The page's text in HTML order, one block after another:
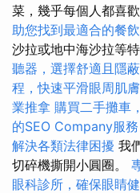
菜，幾乎每個人都喜歡
助您找到最適合的餐
沙拉或地中海沙拉等
聽器，選擇舒適且隱
程，快速平滑眼周肌膚
業推拿 購買二手攤車
的SEO Company服務
解決各類法律困擾 我
切碎機撕開小圓圈。
眼科診所，確保眼睛